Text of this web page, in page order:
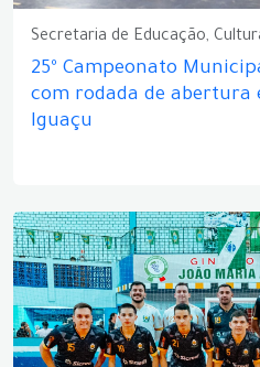
Secretaria de Educação,
25º Campeonato
com rodada de abertura
Iguaçu